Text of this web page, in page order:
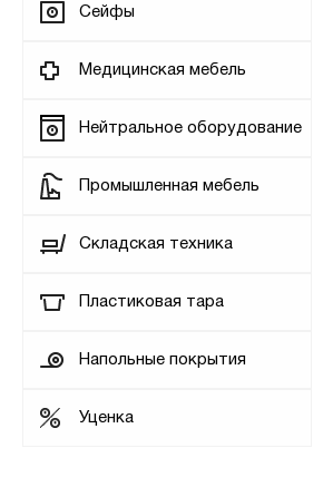
Сейфы
Медицинская мебель
Нейтральное оборудование
Промышленная мебель
Складская техника
Пластиковая тара
Напольные покрытия
Уценка